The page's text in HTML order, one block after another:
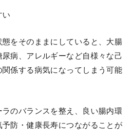
い
をそのままにしていると、大腸
病、アレルギーなど自様々な己
係する病気になってしまう可能
のバランスを整え、良い腸内環
防・健康長寿につながることが